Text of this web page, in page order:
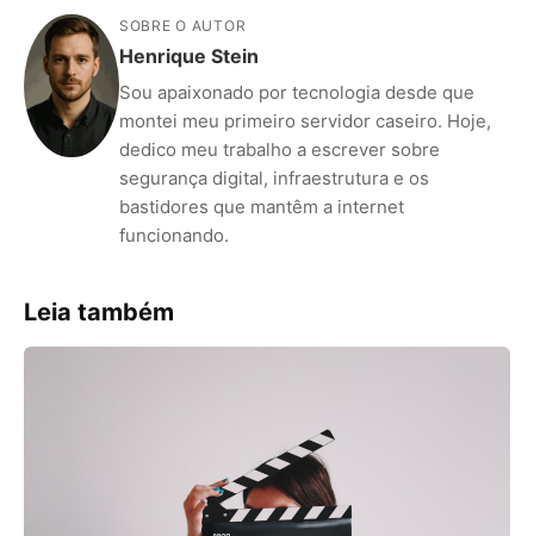
SOBRE O AUTOR
Henrique Stein
Sou apaixonado por tecnologia desde que
montei meu primeiro servidor caseiro. Hoje,
dedico meu trabalho a escrever sobre
segurança digital, infraestrutura e os
bastidores que mantêm a internet
funcionando.
Leia também